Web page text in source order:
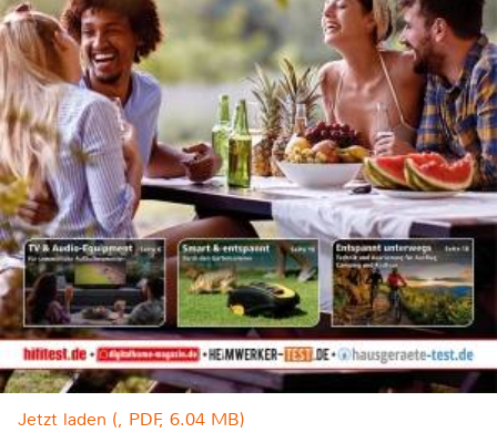
Jetzt laden (, PDF, 6.04 MB)